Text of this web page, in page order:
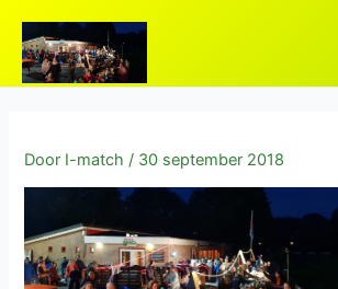
naar
inhoud
Door I-match / 30 september 2018